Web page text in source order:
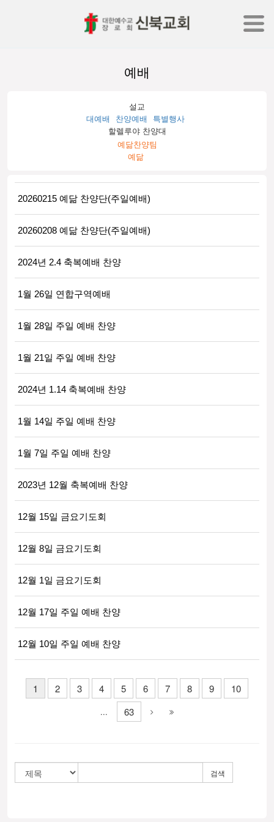
예배
설교
대예배
찬양예배
특별행사
할렐루야 찬양대
예닮찬양팀
예닮
20260215 예닮 찬양단(주일예배)
20260208 예닮 찬양단(주일예배)
2024년 2.4 축복예배 찬양
1월 26일 연합구역예배
1월 28일 주일 예배 찬양
1월 21일 주일 예배 찬양
2024년 1.14 축복예배 찬양
1월 14일 주일 예배 찬양
1월 7일 주일 예배 찬양
2023년 12월 축복예배 찬양
12월 15일 금요기도회
12월 8일 금요기도회
12월 1일 금요기도회
12월 17일 주일 예배 찬양
12월 10일 주일 예배 찬양
1 2 3 4 5 6 7 8 9 10
... 63
검색